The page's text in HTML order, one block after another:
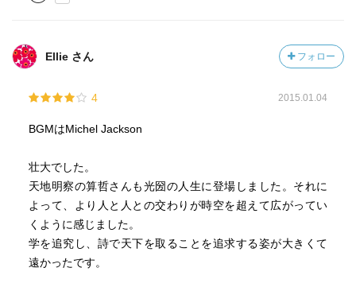
Ellie さん フォロー
4 2015.01.04
BGMはMichel Jackson
壮大でした。
天地明察の算哲さんも光圀の人生に登場しました。それに
よって、より人と人との交わりが時空を超えて広がってい
くように感じました。
学を追究し、詩で天下を取ることを追求する姿が大きくて
遠かったです。